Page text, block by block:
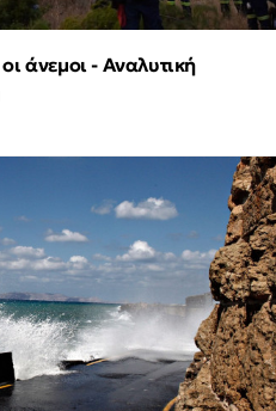
άνεμοι - Αναλυτική